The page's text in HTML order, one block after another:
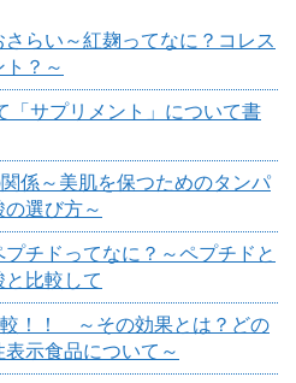
らい～紅麹ってなに？コレス
？～
「サプリメント」について書
係～美肌を保つためのタンパ
選び方～
チドってなに？～ペプチドと
比較して
！！ ～その効果とは？どの
示食品について～